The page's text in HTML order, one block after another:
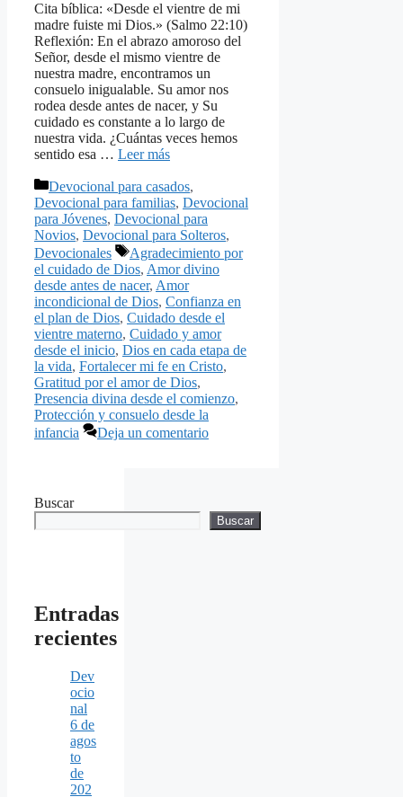
Cita bíblica: «Desde el vientre de mi
madre fuiste mi Dios.» (Salmo 22:10)
Reflexión: En el abrazo amoroso del
Señor, desde el mismo vientre de
nuestra madre, encontramos un
consuelo inigualable. Su amor nos
rodea desde antes de nacer, y Su
cuidado es constante a lo largo de
nuestra vida. ¿Cuántas veces hemos
sentido esa … Leer más
Categorías
Devocional para casados,
Devocional para familias, Devocional
para Jóvenes, Devocional para
Novios, Devocional para Solteros,
Devocionales
Etiquetas
Agradecimiento por
el cuidado de Dios, Amor divino
desde antes de nacer, Amor
incondicional de Dios, Confianza en
el plan de Dios, Cuidado desde el
vientre materno, Cuidado y amor
desde el inicio, Dios en cada etapa de
la vida, Fortalecer mi fe en Cristo,
Gratitud por el amor de Dios,
Presencia divina desde el comienzo,
Protección y consuelo desde la
infancia
Deja un comentario
Buscar
Buscar
Entradas
recientes
Dev
ocio
nal
6 de
agos
to
de
202